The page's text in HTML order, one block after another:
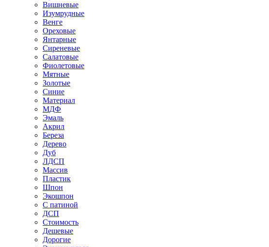
Вишневые
Изумрудные
Венге
Ореховые
Янтарные
Сиреневые
Салатовые
Фиолетовые
Мятные
Золотые
Синие
Материал
МДФ
Эмаль
Акрил
Береза
Дерево
Дуб
ЛДСП
Массив
Пластик
Шпон
Экошпон
С патиной
ДСП
Стоимость
Дешевые
Дорогие